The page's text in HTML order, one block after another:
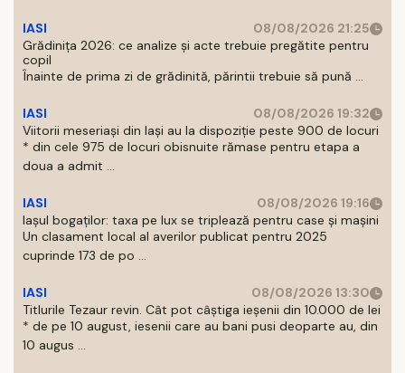
IASI
08/08/2026 21:25
Grădinița 2026: ce analize și acte trebuie pregătite pentru
copil
Înainte de prima zi de grădinită, părintii trebuie să pună ...
IASI
08/08/2026 19:32
Viitorii meseriași din Iași au la dispoziție peste 900 de locuri
* din cele 975 de locuri obisnuite rămase pentru etapa a
doua a admit ...
IASI
08/08/2026 19:16
Iașul bogaților: taxa pe lux se triplează pentru case și mașini
Un clasament local al averilor publicat pentru 2025
cuprinde 173 de po ...
IASI
08/08/2026 13:30
Titlurile Tezaur revin. Cât pot câștiga ieșenii din 10.000 de lei
* de pe 10 august, iesenii care au bani pusi deoparte au, din
10 augus ...